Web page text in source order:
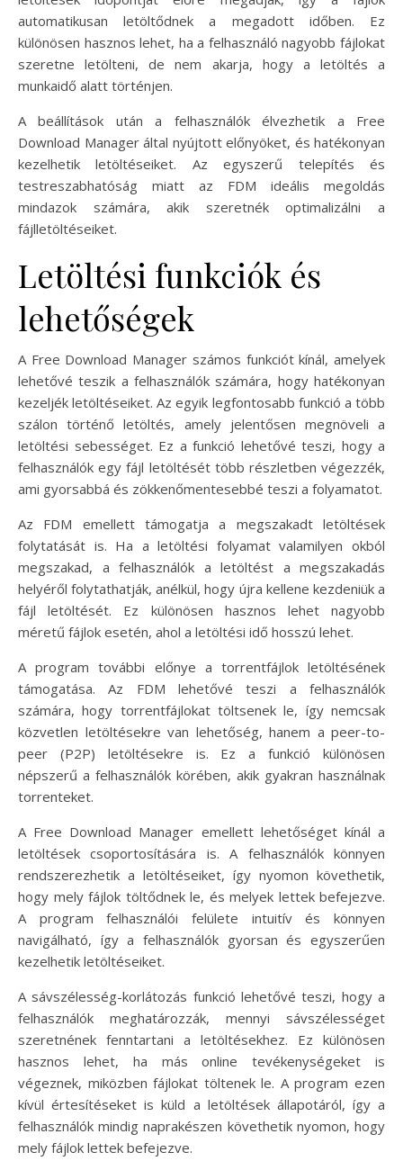
automatikusan letöltődnek a megadott időben. Ez
különösen hasznos lehet, ha a felhasználó nagyobb fájlokat
szeretne letölteni, de nem akarja, hogy a letöltés a
munkaidő alatt történjen.
A beállítások után a felhasználók élvezhetik a Free
Download Manager által nyújtott előnyöket, és hatékonyan
kezelhetik letöltéseiket. Az egyszerű telepítés és
testreszabhatóság miatt az FDM ideális megoldás
mindazok számára, akik szeretnék optimalizálni a
fájlletöltéseiket.
Letöltési funkciók és
lehetőségek
A Free Download Manager számos funkciót kínál, amelyek
lehetővé teszik a felhasználók számára, hogy hatékonyan
kezeljék letöltéseiket. Az egyik legfontosabb funkció a több
szálon történő letöltés, amely jelentősen megnöveli a
letöltési sebességet. Ez a funkció lehetővé teszi, hogy a
felhasználók egy fájl letöltését több részletben végezzék,
ami gyorsabbá és zökkenőmentesebbé teszi a folyamatot.
Az FDM emellett támogatja a megszakadt letöltések
folytatását is. Ha a letöltési folyamat valamilyen okból
megszakad, a felhasználók a letöltést a megszakadás
helyéről folytathatják, anélkül, hogy újra kellene kezdeniük a
fájl letöltését. Ez különösen hasznos lehet nagyobb
méretű fájlok esetén, ahol a letöltési idő hosszú lehet.
A program további előnye a torrentfájlok letöltésének
támogatása. Az FDM lehetővé teszi a felhasználók
számára, hogy torrentfájlokat töltsenek le, így nemcsak
közvetlen letöltésekre van lehetőség, hanem a peer-to-
peer (P2P) letöltésekre is. Ez a funkció különösen
népszerű a felhasználók körében, akik gyakran használnak
torrenteket.
A Free Download Manager emellett lehetőséget kínál a
letöltések csoportosítására is. A felhasználók könnyen
rendszerezhetik a letöltéseiket, így nyomon követhetik,
hogy mely fájlok töltődnek le, és melyek lettek befejezve.
A program felhasználói felülete intuitív és könnyen
navigálható, így a felhasználók gyorsan és egyszerűen
kezelhetik letöltéseiket.
A sávszélesség-korlátozás funkció lehetővé teszi, hogy a
felhasználók meghatározzák, mennyi sávszélességet
szeretnének fenntartani a letöltésekhez. Ez különösen
hasznos lehet, ha más online tevékenységeket is
végeznek, miközben fájlokat töltenek le. A program ezen
kívül értesítéseket is küld a letöltések állapotáról, így a
felhasználók mindig naprakészen követhetik nyomon, hogy
mely fájlok lettek befejezve.